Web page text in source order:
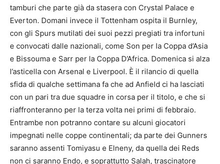
tamburi che parte già da stasera con Crystal Palace e
Everton. Domani invece il Tottenham ospita il Burnley,
con gli Spurs mutilati dei suoi pezzi pregiati tra infortuni
e convocati dalle nazionali, come Son per la Coppa d’Asia
e Bissouma e Sarr per la Coppa D’Africa. Domenica si alza
l’asticella con Arsenal e Liverpool. È il rilancio di quella
sfida di qualche settimana fa che ad Anfield ci ha lasciati
con un pari tra due squadre in corsa per il titolo, e che si
riaffronteranno per la terza volta nei primi di febbraio.
Entrambe non potranno contare su alcuni giocatori
impegnati nelle coppe continentali; da parte dei Gunners
saranno assenti Tomiyasu e Elneny, da quella dei Reds
non ci saranno Endo, e soprattutto Salah, trascinatore